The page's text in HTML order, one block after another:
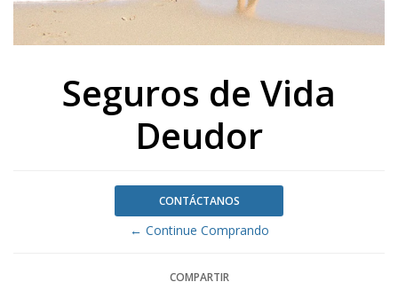
Seguros de Vida
Deudor
CONTÁCTANOS
← Continue Comprando
COMPARTIR